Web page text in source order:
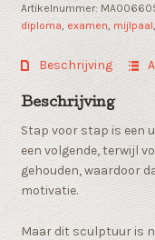
mijlpaal"
Artikelnummer:
diploma, examen, mijlpaal,
Beschrijving
Beschrijving
Stap voor stap is een
een volgende, terwijl
gehouden, waardoor
motivatie.
Maar dit sculptuur is